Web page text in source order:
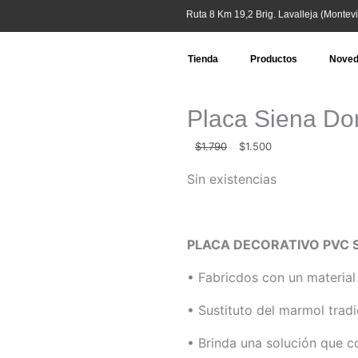
Ruta 8 Km 19,2 Brig. Lavalleja
Tienda Productos
Placa Siena
$1.790
El
original
$1.500El
actual
Sin existencias
PLACA DECORATIVO PVC
• Fabricdos con un
• Sustituto del marmol
• Brinda una solución que